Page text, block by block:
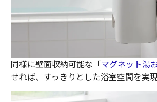
同様に壁面収納可能な「マグネット湯
せれば、すっきりとした浴室空間を実